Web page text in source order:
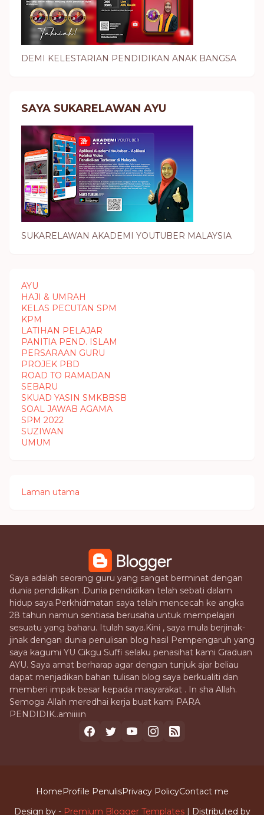
DEMI KELESTARIAN PENDIDIKAN ANAK BANGSA
SAYA SUKARELAWAN AYU
SUKARELAWAN AKADEMI YOUTUBER MALAYSIA
AYU
HAJI & UMRAH
KELAS PECUTAN SPM
KPM
LATIHAN PELAJAR
PANITIA PEND. ISLAM
PERSARAAN GURU
PROJEK PBD
ROAD TO RAMADAN
SEBARU
SKUAD YASIN SMKBBSB
SOAL JAWAB AGAMA
SPM 2022
SUZIWAN
UMUM
Laman utama
Saya adalah seorang guru yang sangat berminat dengan
dunia pendidikan .Dunia pendidikan telah sebati dalam
hidup saya.Perkhidmatan saya telah mencecah ke angka
28 tahun namun sentiasa berusaha untuk mempelajari
sesuatu yang baharu. Itulah saya.Kini , saya mula berjinak-
jinak dengan dunia penulisan blog hasil Pempengaruh yang
saya kagumi YU Cikgu Suffi selaku penasihat kami Graduan
AYU. Saya amat berharap agar dengan tunjuk ajar beliau
dapat menjadikan bahan tulisan blog saya berkualiti dan
memberi impak besar kepada masyarakat . In sha Allah.
Semoga Allah meredhai kerja buat kami PARA
PENDIDIK..amiiiiin
Design by - Premium Blogger Templates| Distributed by
HomeProfile PenulisPrivacy PolicyContact me